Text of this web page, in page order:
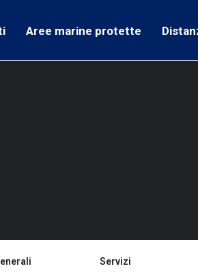
Aree marine protette
Servizi